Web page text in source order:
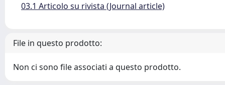
03.1 Articolo su rivista (Journal article)
File in questo prodotto:
Non ci sono file associati a questo prodotto.